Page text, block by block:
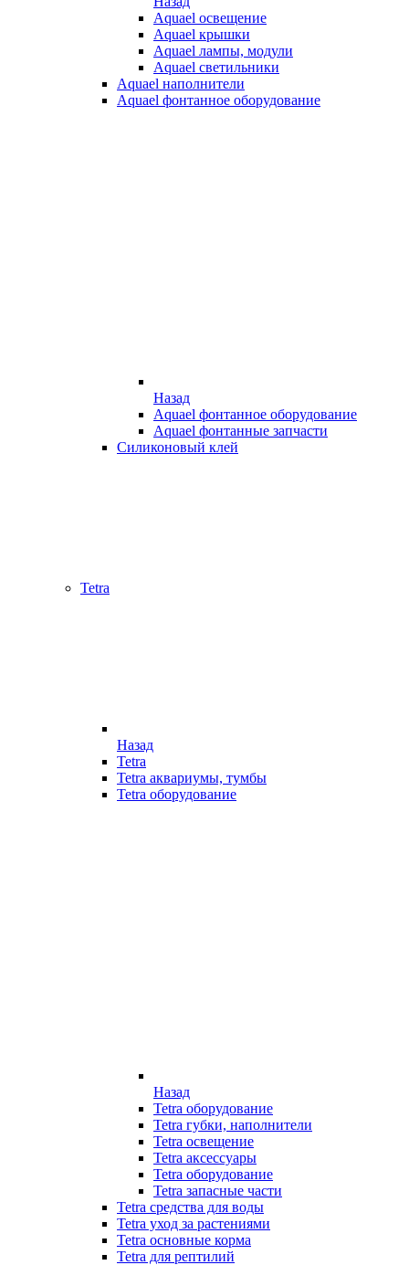
Aquael освещение
Aquael крышки
Aquael лампы, модули
Aquael светильники
Aquael наполнители
Aquael фонтанное оборудование
Назад
Aquael фонтанное оборудование
Aquael фонтанные запчасти
Силиконовый клей
Tetra
Назад
Tetra
Tetra аквариумы, тумбы
Tetra оборудование
Назад
Tetra оборудование
Tetra губки, наполнители
Tetra освещение
Tetra аксессуары
Tetra оборудование
Tetra запасные части
Tetra средства для воды
Tetra уход за растениями
Tetra основные корма
Tetra для рептилий